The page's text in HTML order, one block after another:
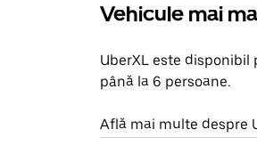
Vehicule mai
UberXL este
până la 6 persoane.
Află mai multe despre